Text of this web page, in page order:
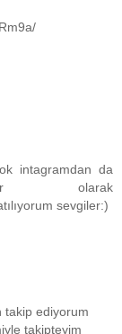
intagramdan da
olarak
sevgiler:)
takip ediyorum
takipteyim